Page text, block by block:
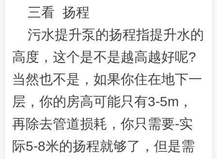
三看 扬程
污水提升泵的扬程指提升水的
高度，这个是不是越高越好呢?
当然也不是，如果你住在地下一
层，你的房高可能只有3-5m，
再除去管道损耗，你只需要-实
际5-8米的扬程就够了，但是需